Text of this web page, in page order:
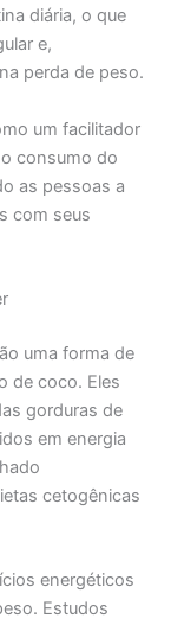
diária, o que
e,
perda de peso.
um facilitador
consumo do
as pessoas a
com seus
uma forma de
de coco. Eles
gorduras de
em energia
cetogênicas
energéticos
Estudos